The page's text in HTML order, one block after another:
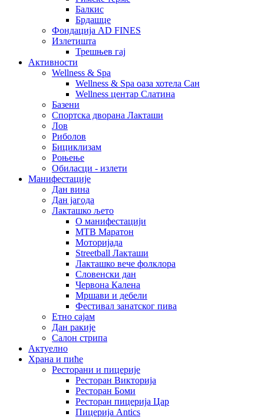
Балкис
Брдашце
Фондација AD FINES
Излетишта
Трешњев гај
Активности
Wellness & Spa
Wellness & Spa оаза хотела Сан
Wellness центар Слатина
Базени
Спортска дворана Лакташи
Лов
Риболов
Бициклизам
Роњење
Обиласци - излети
Манифестације
Дан вина
Дан јагода
Лакташко љето
О манифестацији
MTB Маратон
Моторијада
Streetball Лакташи
Лакташко вече фолклора
Словенски дан
Червона Калена
Мршави и дебели
Фестивал занатског пива
Етно сајам
Дан ракије
Салон стрипа
Актуелно
Храна и пиће
Ресторани и пицерије
Ресторан Викторија
Ресторан Боми
Ресторан пицерија Цар
Пицерија Аntics